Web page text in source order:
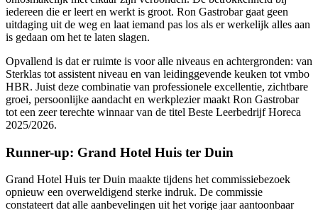
iedereen die er leert en werkt is groot. Ron Gastrobar gaat geen
uitdaging uit de weg en laat iemand pas los als er werkelijk alles aan
is gedaan om het te laten slagen.
Opvallend is dat er ruimte is voor alle niveaus en achtergronden: van
Sterklas tot assistent niveau en van leidinggevende keuken tot vmbo
HBR. Juist deze combinatie van professionele excellentie, zichtbare
groei, persoonlijke aandacht en werkplezier maakt Ron Gastrobar
tot een zeer terechte winnaar van de titel Beste Leerbedrijf Horeca
2025/2026.
Runner-up: Grand Hotel Huis ter Duin
Grand Hotel Huis ter Duin maakte tijdens het commissiebezoek
opnieuw een overweldigend sterke indruk. De commissie
constateert dat alle aanbevelingen uit het vorige jaar aantoonbaar